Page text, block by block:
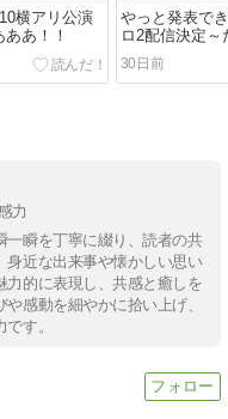
横アリ公演
あ！！
やっと発表で
ロ2配信決定～
らむ0710
30日前
力
一瞬を丁寧に綴り、読者の共
身近な出来事や懐かしい思い
力的に表現し、共感と癒しを
感動を細やかに拾い上げ、
す。